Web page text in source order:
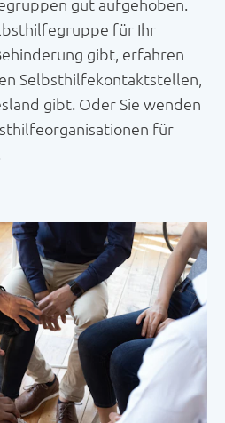
für Ihr
gibt, erfahren
Selbsthilfekontaktstellen,
gibt. Oder Sie wenden
für